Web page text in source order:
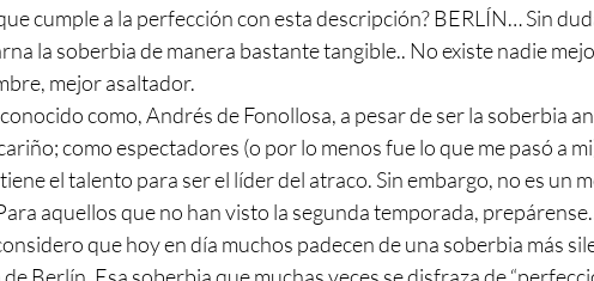
cumple a la perfección con esta descripción? BERLÍN… Sin
la soberbia de manera bastante tangible.. No existe nadie
mejor asaltador.
como, Andrés de Fonollosa, a pesar de ser la soberbia
como espectadores (o por lo menos fue lo que me pasó a
el talento para ser el líder del atraco. Sin embargo, no es un
aquellos que no han visto la segunda temporada,
que hoy en día muchos padecen de una soberbia más